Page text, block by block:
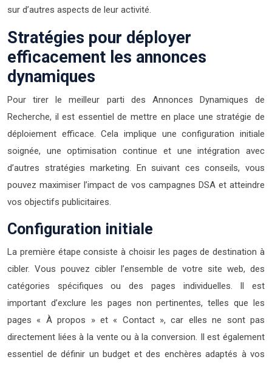
sur d’autres aspects de leur activité.
Stratégies pour déployer
efficacement les annonces
dynamiques
Pour tirer le meilleur parti des Annonces Dynamiques de
Recherche, il est essentiel de mettre en place une stratégie de
déploiement efficace. Cela implique une configuration initiale
soignée, une optimisation continue et une intégration avec
d’autres stratégies marketing. En suivant ces conseils, vous
pouvez maximiser l’impact de vos campagnes DSA et atteindre
vos objectifs publicitaires.
Configuration initiale
La première étape consiste à choisir les pages de destination à
cibler. Vous pouvez cibler l’ensemble de votre site web, des
catégories spécifiques ou des pages individuelles. Il est
important d’exclure les pages non pertinentes, telles que les
pages « À propos » et « Contact », car elles ne sont pas
directement liées à la vente ou à la conversion. Il est également
essentiel de définir un budget et des enchères adaptés à vos